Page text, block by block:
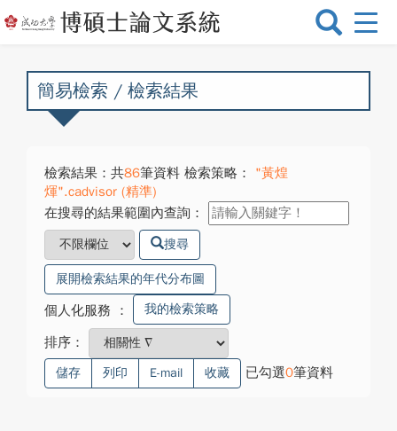
選
換
簡易檢索 / 檢索結果
檢索結果：共86筆資料 檢索策略：
"黃煌
煇".cadvisor (精準)
在搜尋的結果範圍內查詢：
搜尋
展開檢索結果的年代分布圖
個人化服務 ： 我的檢索策略
排序：
儲存 列印 E-mail 收藏 已勾選0筆資料